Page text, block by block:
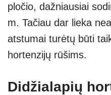
pločio, dažniausiai
m. Tačiau dar lieka
atstumai turėtų būti
hortenzijų rūšims.
Didžialapių